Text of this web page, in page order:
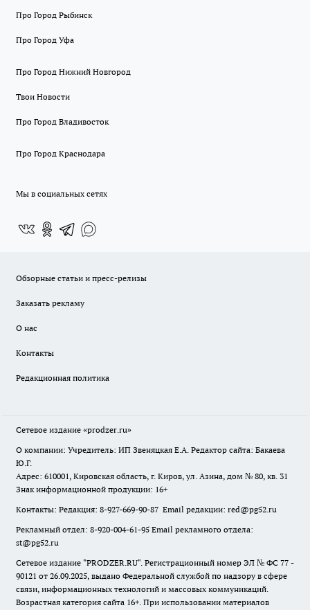
Про Город Рыбинск
Про Город Уфа
Про Город Нижний Новгород
Твои Новости
Про Город Владивосток
Про Город Краснодара
Мы в социальных сетях
Обзорные статьи и пресс-релизы
Заказать рекламу
О нас
Контакты
Редакционная политика
Сетевое издание «prodzer.ru»
О компании: Учредитель: ИП Звеняцкая Е.А. Редактор сайта: Бакаева
Ю.Г.
Адрес: 610001, Кировская область, г. Киров, ул. Азина, дом № 80, кв. 31
Знак информационной продукции: 16+
Контакты: Редакция: 8-927-669-90-87 Email редакции: red@pg52.ru
Рекламный отдел: 8-920-004-61-95 Email рекламного отдела:
st@pg52.ru
Сетевое издание "PRODZER.RU". Регистрационный номер ЭЛ № ФС 77 -
90121 от 26.09.2025, выдано Федеральной службой по надзору в сфере
связи, информационных технологий и массовых коммуникаций.
Возрастная категория сайта 16+. При использовании материалов